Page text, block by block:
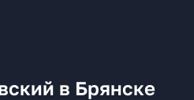
в Брянске